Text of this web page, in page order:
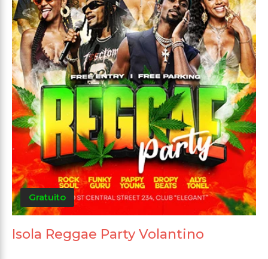
Gratuito
Isola Reggae Party Volantino